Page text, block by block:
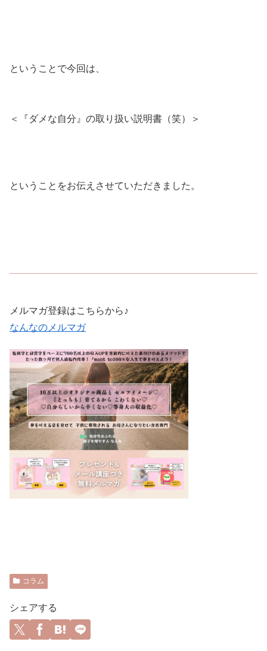
ということで今回は、
＜『ダメな自分』の取り扱い説明書（笑）＞
ということをお伝えさせていただきました。
メルマガ登録はこちらから♪
なんなのメルマガ
コラム
シェアする